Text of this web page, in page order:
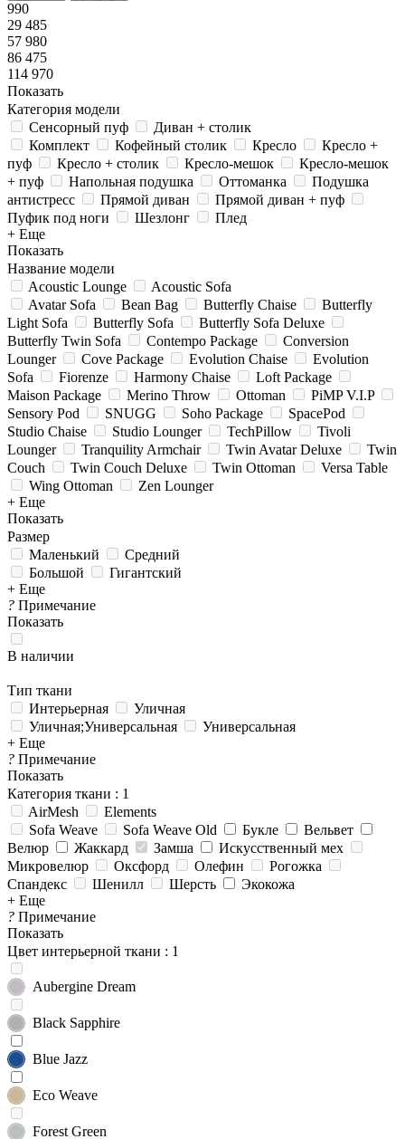
990
29 485
57 980
86 475
114 970
Показать
Категория модели
Сенсорный пуф
Диван + столик
Комплект
Кофейный столик Кресло
Кресло +
пуф
Кресло + столик Кресло-мешок
Кресло-мешок
+ пуф
Напольная подушка Оттоманка
Подушка
антистресс
Прямой диван
Прямой диван + пуф
Пуфик под ноги
Шезлонг
Плед
+ Еще
Показать
Название модели
Acoustic Lounge
Acoustic Sofa
Avatar Sofa
Bean Bag Butterfly Chaise
Butterfly
Light Sofa
Butterfly Sofa
Butterfly Sofa Deluxe
Butterfly Twin Sofa
Contempo Package
Conversion
Lounger
Cove Package Evolution Chaise
Evolution
Sofa
Fiorenze Harmony Chaise
Loft Package
Maison Package
Merino Throw Ottoman
PiMP V.I.P
Sensory Pod
SNUGG Soho Package
SpacePod
Studio Chaise
Studio Lounger TechPillow
Tivoli
Lounger
Tranquility Armchair Twin Avatar Deluxe
Twin
Couch
Twin Couch Deluxe Twin Ottoman
Versa Table
Wing Ottoman
Zen Lounger
+ Еще
Показать
Размер
Маленький
Средний
Большой
Гигантский
+ Еще
? Примечание
Показать
В наличии
Тип ткани
Интерьерная
Уличная
Уличная;Универсальная
Универсальная
+ Еще
? Примечание
Показать
Категория ткани : 1
AirMesh
Elements
Sofa Weave
Sofa Weave Old Букле
Вельвет
Велюр
Жаккард Замша
Искусственный мех
Микровелюр
Оксфорд Олефин
Рогожка
Спандекс
Шенилл Шерсть
Экокожа
+ Еще
? Примечание
Показать
Цвет интерьерной ткани : 1
Aubergine Dream
Black Sapphire
Blue Jazz
Eco Weave
Forest Green